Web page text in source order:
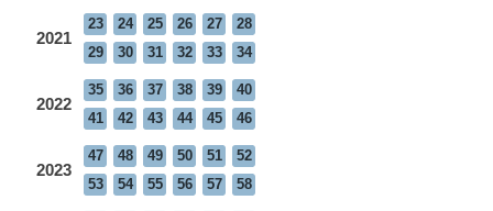
2021
23 24 25 26 27
28
29
30 31 32 33 34
2022
35 36 37 38 39
40
41
42 43 44 45 46
2023
47 48 49 50 51
52
53
54 55 56 57 58